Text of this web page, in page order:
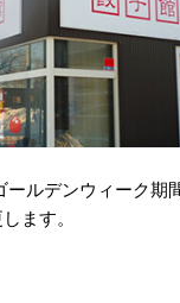
ールデンウィーク期
ます。